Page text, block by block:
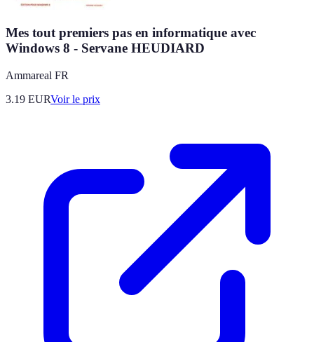
Mes tout premiers pas en informatique avec
Windows 8 - Servane HEUDIARD
Ammareal FR
3.19 EURVoir le prix